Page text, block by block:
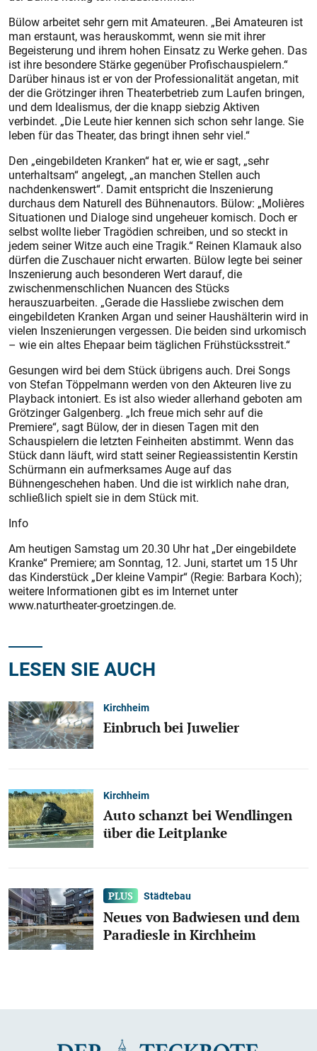
Bülow arbeitet sehr gern mit Amateuren. „Bei Amateuren ist
man erstaunt, was herauskommt, wenn sie mit ihrer
Begeisterung und ihrem hohen Einsatz zu Werke gehen. Das
ist ihre besondere Stärke gegenüber Profischauspielern.“
Darüber hinaus ist er von der Professionalität angetan, mit
der die Grötzinger ihren Theaterbetrieb zum Laufen bringen,
und dem Idealismus, der die knapp siebzig Aktiven
verbindet. „Die Leute hier kennen sich schon sehr lange. Sie
leben für das Theater, das bringt ihnen sehr viel.“
Den „eingebildeten Kranken“ hat er, wie er sagt, „sehr
unterhaltsam“ angelegt, „an manchen Stellen auch
nachdenkenswert“. Damit entspricht die Inszenierung
durchaus dem Naturell des Bühnenautors. Bülow: „Molières
Situationen und Dialoge sind ungeheuer komisch. Doch er
selbst wollte lieber Tragödien schreiben, und so steckt in
jedem seiner Witze auch eine Tragik.“ Reinen Klamauk also
dürfen die Zuschauer nicht erwarten. Bülow legte bei seiner
Inszenierung auch besonderen Wert darauf, die
zwischenmenschlichen Nuancen des Stücks
herauszuarbeiten. „Gerade die Hassliebe zwischen dem
eingebildeten Kranken Argan und seiner Haushälterin wird in
vielen Inszenierungen vergessen. Die beiden sind urkomisch
– wie ein altes Ehepaar beim täglichen Frühstücksstreit.“
Gesungen wird bei dem Stück übrigens auch. Drei Songs
von Stefan Töppelmann werden von den Akteuren live zu
Playback intoniert. Es ist also wieder allerhand geboten am
Grötzinger Galgenberg. „Ich freue mich sehr auf die
Premiere“, sagt Bülow, der in diesen Tagen mit den
Schauspielern die letzten Feinheiten abstimmt. Wenn das
Stück dann läuft, wird statt seiner Regieassistentin Kerstin
Schürmann ein aufmerksames Auge auf das
Bühnengeschehen haben. Und die ist wirklich nahe dran,
schließlich spielt sie in dem Stück mit.
Info
Am heutigen Samstag um 20.30 Uhr hat „Der eingebildete
Kranke“ Premiere; am Sonntag, 12. Juni, startet um 15 Uhr
das Kinderstück „Der kleine Vampir“ (Regie: Barbara Koch);
weitere Informationen gibt es im Internet unter
www.naturtheater-groetzingen.de.
LESEN SIE AUCH
Kirchheim
Einbruch bei Juwelier
Kirchheim
Auto schanzt bei Wendlingen
über die Leitplanke
Städtebau
Neues von Badwiesen und dem
Paradiesle in Kirchheim